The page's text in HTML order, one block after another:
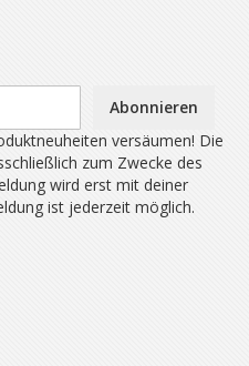
Abonnieren
versäumen! Die
zum Zwecke des
wird erst mit deiner
ist jederzeit möglich.